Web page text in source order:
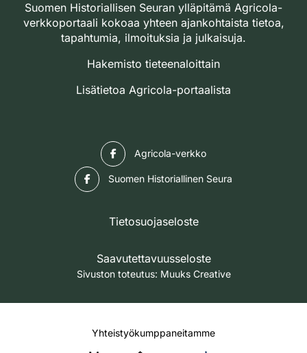
Suomen Historiallisen Seuran ylläpitämä Agricola-
verkkoportaali kokoaa yhteen ajankohtaista tietoa,
tapahtumia, ilmoituksia ja julkaisuja.
Hakemisto tieteenaloittain
Lisätietoa Agricola-portaalista
Agricola-verkko
Suomen Historiallinen Seura
Tietosuojaseloste
Saavutettavuusseloste
Sivuston toteutus: Muuks Creative
Yhteistyökumppaneitamme